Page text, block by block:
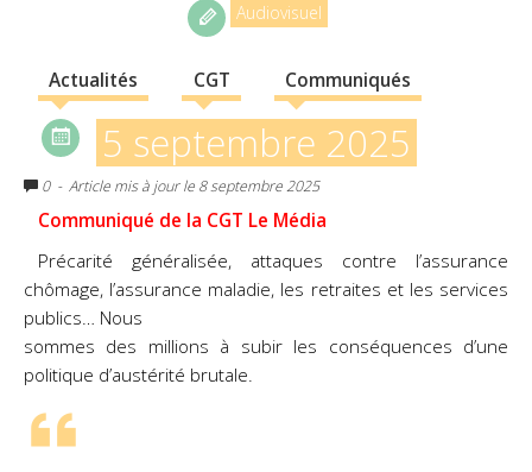
Audiovisuel
Actualités CGT Communiqués
5 septembre 2025
0 - Article mis à jour le 8 septembre 2025
Communiqué de la CGT Le Média
Précarité généralisée, attaques contre l’assurance
chômage, l’assurance maladie, les retraites et les services
publics… Nous
sommes des millions à subir les conséquences d’une
politique d’austérité brutale.